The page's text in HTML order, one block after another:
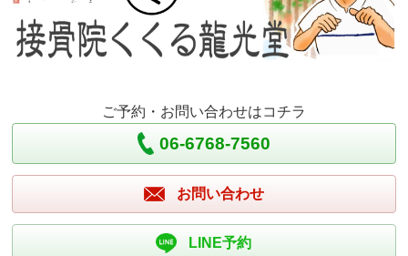
ご予約・お問い合わせはコチラ
06-6768-7560
お問い合わせ
LINE予約